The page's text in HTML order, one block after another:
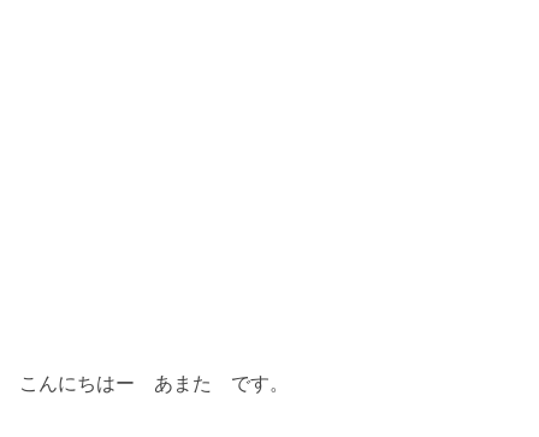
こんにちはー あまた です。